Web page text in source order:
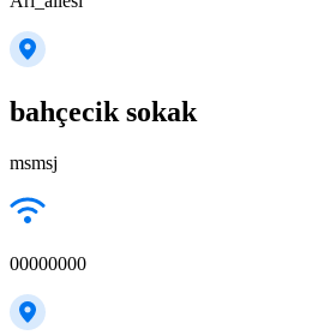
bahçecik sokak
msmsj
00000000